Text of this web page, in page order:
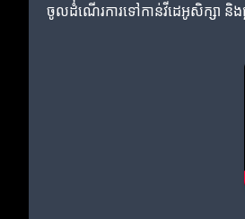
ចូលដំណើរការទៅកាន់វីដេអូសិក្សា និងផ្